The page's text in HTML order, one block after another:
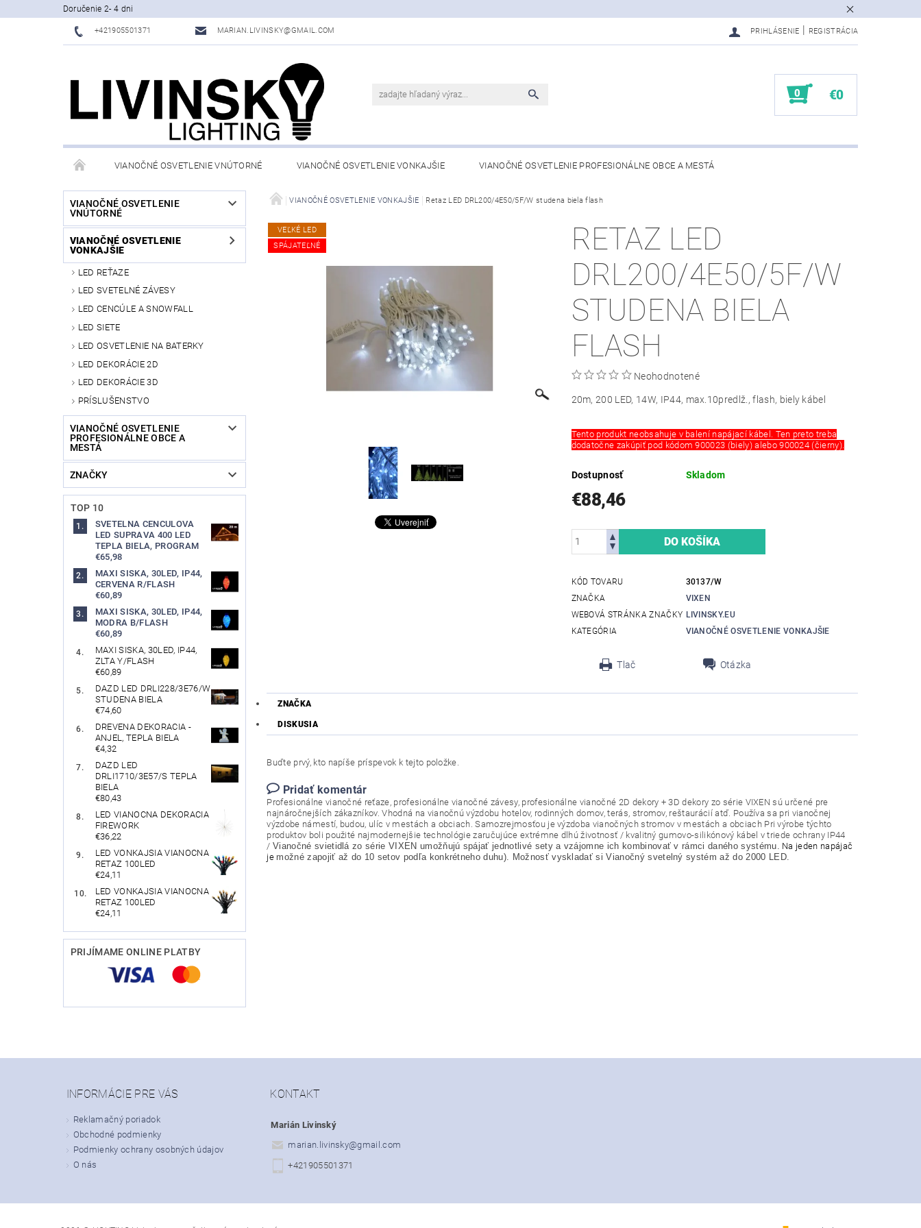
Doručenie 2- 4 dni
+421905501371 MARIAN.LIVINSKY@GMAIL.COM PRIHLÁSENIE REGISTRÁCIA
0 €0
VIANOČNÉ OSVETLENIE VNÚTORNÉ VIANOČNÉ OSVETLENIE VONKAJŠIE VIANOČNÉ OSVETLENIE PROFESIONÁLNE OBCE A MESTÁ
OBCHODNÉ PODMIENKY KONTAKTY
VIANOČNÉ OSVETLENIE
VNÚTORNÉ
VIANOČNÉ OSVETLENIE
VONKAJŠIE
LED REŤAZE
LED SVETELNÉ ZÁVESY
LED CENCÚLE A SNOWFALL
LED SIETE
LED OSVETLENIE NA BATERKY
LED DEKORÁCIE 2D
LED DEKORÁCIE 3D
PRÍSLUŠENSTVO
VIANOČNÉ OSVETLENIE
PROFESIONÁLNE OBCE A
MESTÁ
ZNAČKY
TOP 10
SVETELNA CENCULOVA
LED SUPRAVA 400 LED
TEPLA BIELA, PROGRAM
€65,98
MAXI SISKA, 30LED, IP44,
CERVENA R/FLASH
€60,89
MAXI SISKA, 30LED, IP44,
MODRA B/FLASH
€60,89
MAXI SISKA, 30LED, IP44,
ZLTA Y/FLASH
€60,89
DAZD LED DRLI228/3E76/W
STUDENA BIELA
€74,60
DREVENA DEKORACIA -
ANJEL, TEPLA BIELA
€4,32
DAZD LED
DRLI1710/3E57/S TEPLA
BIELA
€80,43
LED VIANOCNA DEKORACIA
FIREWORK
€36,22
LED VONKAJSIA VIANOCNA
RETAZ 100LED
€24,11
LED VONKAJSIA VIANOCNA
RETAZ 100LED
€24,11
PRIJÍMAME ONLINE PLATBY
VIANOČNÉ OSVETLENIE VONKAJŠIE Retaz LED DRL200/4E50/5F/W studena biela flash
VEĽKÉ LED
SPÁJATEĽNÉ
RETAZ LED
DRL200/4E50/5F/W
STUDENA BIELA
FLASH
Neohodnotené
20m, 200 LED, 14W, IP44, max.10predlž., flash, biely kábel
Tento produkt neobsahuje v balení napájací kábel. Ten preto treba
dodatočne zakúpiť pod kódom 900023 (biely) alebo 900024 (čierny).
Dostupnosť Skladom
€88,46
KÓD TOVARU
30137/W
ZNAČKA
VIXEN
WEBOVÁ STRÁNKA ZNAČKY LIVINSKY.EU
KATEGÓRIA
VIANOČNÉ OSVETLENIE VONKAJŠIE
Tlač Otázka
ZNAČKA
DISKUSIA
Buďte prvý, kto napíše príspevok k tejto položke.
Pridať komentár
Profesionálne vianočné reťaze, profesionálne vianočné závesy, profesionálne vianočné 2D dekory + 3D dekory zo série VIXEN sú určené pre
najnáročnejších zákazníkov. Vhodná na vianočnú výzdobu hotelov, rodinných domov, terás, stromov, reštaurácií atď. Používa sa pri vianočnej
výzdobe námestí, budou, ulíc v mestách a obciach. Samozrejmosťou je výzdoba vianočných stromov v mestách a obciach Pri výrobe týchto
produktov boli použité najmodernejšie technológie zaručujúce extrémne dlhú životnosť / kvalitný gumovo-silikónový kábel v triede ochrany IP44
/Vianočné svietidlá zo série VIXEN umožňujú spájať jednotlivé sety a vzájomne ich kombinovať v rámci daného systému. Na jeden napájač
je možné zapojiť až do 10 setov podľa konkrétneho duhu). Možnosť vyskladať si Vianočný svetelný systém až do 2000 LED.
INFORMÁCIE PRE VÁS
Reklamačný poriadok
Obchodné podmienky
Podmienky ochrany osobných údajov
O nás
KONTAKT
Marián Livinský
marian.livinsky@gmail.com
+421905501371